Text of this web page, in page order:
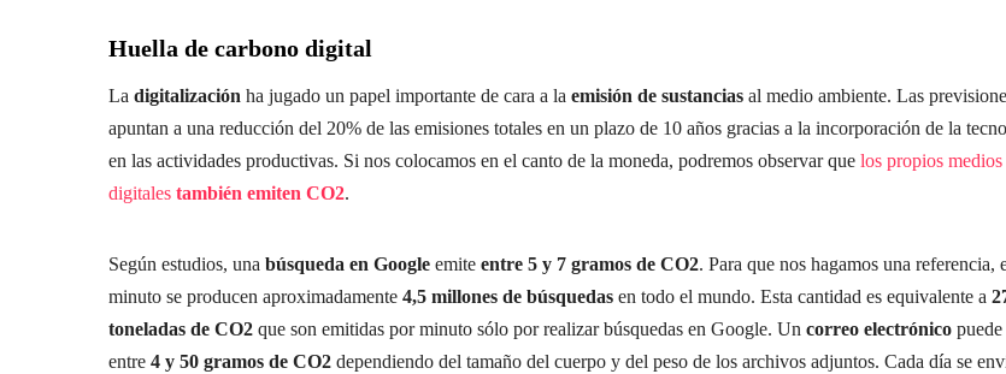
Huella de carbono digital
La digitalización ha jugado un papel importante de cara a la emisión de sustancias al medio ambiente. Las
apuntan a una reducción del 20% de las emisiones totales en un plazo de 10 años gracias a la incorporación de la
en las actividades productivas. Si nos colocamos en el canto de la moneda, podremos observar que los propios medios
digitales también emiten CO2.
Según estudios, una búsqueda en Google emite entre 5 y 7 gramos de CO2. Para que nos hagamos una referencia,
minuto se producen aproximadamente 4,5 millones de búsquedas en todo el mundo. Esta cantidad es equivalente a
toneladas de CO2 que son emitidas por minuto sólo por realizar búsquedas en Google. Un correo electrónico
entre 4 y 50 gramos de CO2 dependiendo del tamaño del cuerpo y del peso de los archivos adjuntos. Cada día se